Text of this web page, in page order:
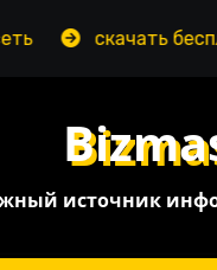
скачать бесплатную
источник